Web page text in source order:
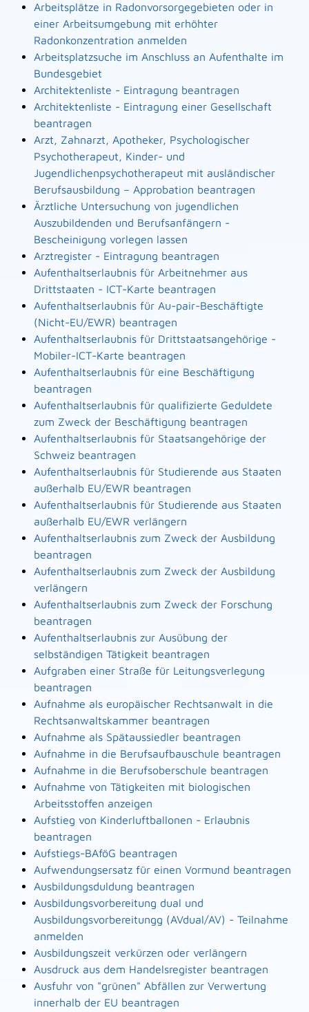
Arbeitsplätze in Radonvorsorgegebieten oder in
einer Arbeitsumgebung mit erhöhter
Radonkonzentration anmelden
Arbeitsplatzsuche im Anschluss an Aufenthalte im
Bundesgebiet
Architektenliste - Eintragung beantragen
Architektenliste - Eintragung einer Gesellschaft
beantragen
Arzt, Zahnarzt, Apotheker, Psychologischer
Psychotherapeut, Kinder- und
Jugendlichenpsychotherapeut mit ausländischer
Berufsausbildung – Approbation beantragen
Ärztliche Untersuchung von jugendlichen
Auszubildenden und Berufsanfängern -
Bescheinigung vorlegen lassen
Arztregister - Eintragung beantragen
Aufenthaltserlaubnis für Arbeitnehmer aus
Drittstaaten - ICT-Karte beantragen
Aufenthaltserlaubnis für Au-pair-Beschäftigte
(Nicht-EU/EWR) beantragen
Aufenthaltserlaubnis für Drittstaatsangehörige -
Mobiler-ICT-Karte beantragen
Aufenthaltserlaubnis für eine Beschäftigung
beantragen
Aufenthaltserlaubnis für qualifizierte Geduldete
zum Zweck der Beschäftigung beantragen
Aufenthaltserlaubnis für Staatsangehörige der
Schweiz beantragen
Aufenthaltserlaubnis für Studierende aus Staaten
außerhalb EU/EWR beantragen
Aufenthaltserlaubnis für Studierende aus Staaten
außerhalb EU/EWR verlängern
Aufenthaltserlaubnis zum Zweck der Ausbildung
beantragen
Aufenthaltserlaubnis zum Zweck der Ausbildung
verlängern
Aufenthaltserlaubnis zum Zweck der Forschung
beantragen
Aufenthaltserlaubnis zur Ausübung der
selbständigen Tätigkeit beantragen
Aufgraben einer Straße für Leitungsverlegung
beantragen
Aufnahme als europäischer Rechtsanwalt in die
Rechtsanwaltskammer beantragen
Aufnahme als Spätaussiedler beantragen
Aufnahme in die Berufsaufbauschule beantragen
Aufnahme in die Berufsoberschule beantragen
Aufnahme von Tätigkeiten mit biologischen
Arbeitsstoffen anzeigen
Aufstieg von Kinderluftballonen - Erlaubnis
beantragen
Aufstiegs-BAföG beantragen
Aufwendungsersatz für einen Vormund beantragen
Ausbildungsduldung beantragen
Ausbildungsvorbereitung dual und
Ausbildungsvorbereitungg (AVdual/AV) - Teilnahme
anmelden
Ausbildungszeit verkürzen oder verlängern
Ausdruck aus dem Handelsregister beantragen
Ausfuhr von "grünen" Abfällen zur Verwertung
innerhalb der EU beantragen